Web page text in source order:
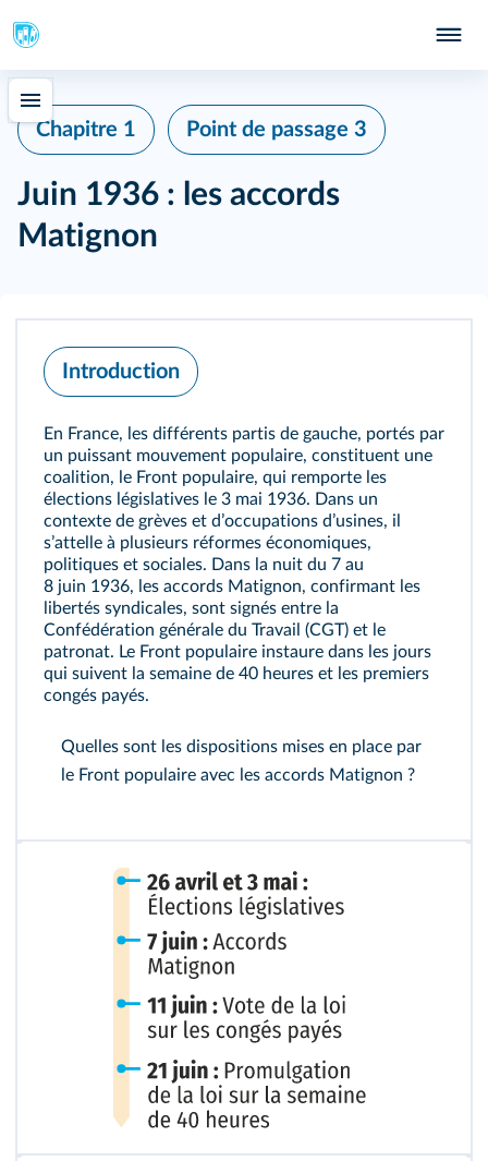
Chapitre 1 Point de passage 3
Juin 1936 : les accords
Matignon
Introduction
En France, les différents partis de gauche, portés par
un puissant mouvement populaire, constituent une
coalition, le Front populaire, qui remporte les
élections législatives le 3 mai 1936. Dans un
contexte de grèves et dʼoccupations dʼusines, il
sʼattelle à plusieurs réformes économiques,
politiques et sociales. Dans la nuit du 7 au
8 juin 1936, les accords Matignon, confirmant les
libertés syndicales, sont signés entre la
Confédération générale du Travail (CGT) et le
patronat. Le Front populaire instaure dans les jours
qui suivent la semaine de 40 heures et les premiers
congés payés.
Quelles sont les dispositions mises en place par
le Front populaire avec les accords Matignon ?